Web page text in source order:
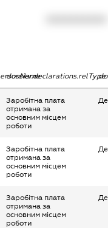
dossier.declarations.relType
Заробітна плата
отримана за
основним місцем
роботи
Заробітна плата
отримана за
основним місцем
роботи
Заробітна плата
отримана за
основним місцем
роботи